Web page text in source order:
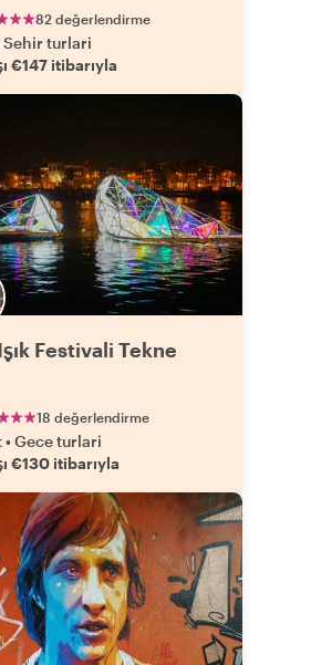
82 değerlendirme
Sehir turlari
€147 itibarıyla
Festivali Tekne
18 değerlendirme
•Gece turlari
€130 itibarıyla